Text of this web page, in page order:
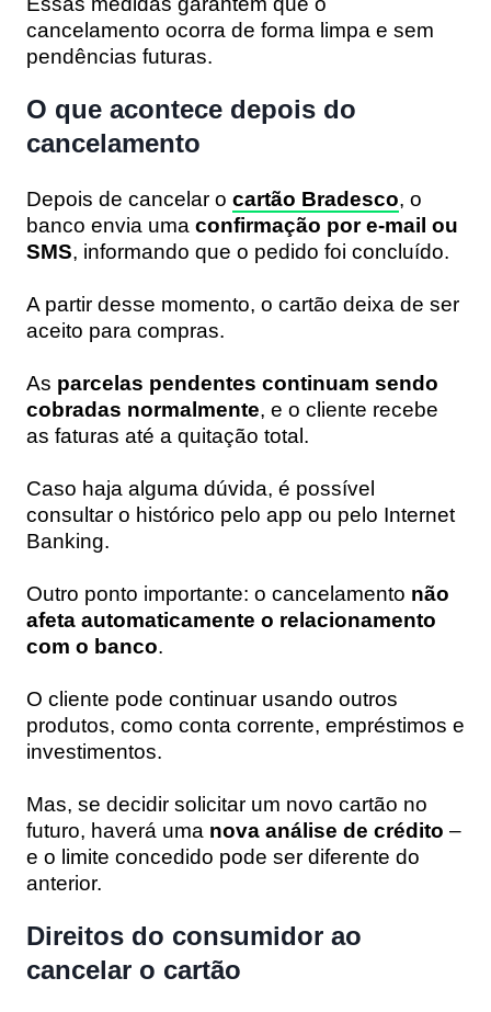
cancelamento ocorra de forma limpa e sem
pendências futuras.
O que acontece depois do
cancelamento
Depois de cancelar o cartão Bradesco, o
banco envia uma confirmação por e-mail ou
SMS, informando que o pedido foi concluído.
A partir desse momento, o cartão deixa de ser
aceito para compras.
As parcelas pendentes continuam sendo
cobradas normalmente, e o cliente recebe
as faturas até a quitação total.
Caso haja alguma dúvida, é possível
consultar o histórico pelo app ou pelo Internet
Banking.
Outro ponto importante: o cancelamento não
afeta automaticamente o relacionamento
com o banco.
O cliente pode continuar usando outros
produtos, como conta corrente, empréstimos e
investimentos.
Mas, se decidir solicitar um novo cartão no
futuro, haverá uma nova análise de crédito –
e o limite concedido pode ser diferente do
anterior.
Direitos do consumidor ao
cancelar o cartão